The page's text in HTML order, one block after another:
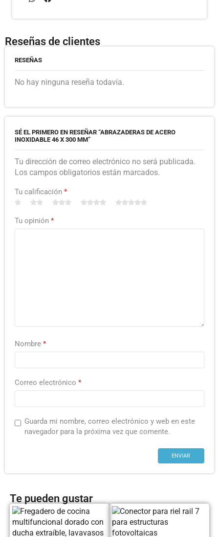
Reseñas de clientes
RESEÑAS
No hay ninguna reseña todavía.
SÉ EL PRIMERO EN RESEÑAR “ABRAZADERAS DE ACERO
INOXIDABLE 46 X 300 MM”
Tu dirección de correo electrónico no será publicada.
Los campos obligatorios están marcados.
Tu calificación *
Tu opinión *
Nombre *
Correo electrónico *
Guarda mi nombre, correo electrónico y web en este
navegador para la próxima vez que comente.
Te pueden gustar